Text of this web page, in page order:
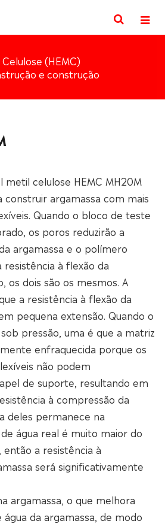
(HEMC)
e construção
metil celulose HEMC MH20M
construir argamassa com mais
Quando o bloco de teste
os poros reduzirão a
argamassa e o polímero
à flexão da
os dois são os mesmos. A
a resistência à flexão da
pequena extensão. Quando o
pressão, uma é que a matriz
enfraquecida porque os
não podem
de suporte, resultando em
à compressão da
deles permanece na
água real é muito maior do
a resistência à
será significativamente
argamassa, o que melhora
da argamassa, de modo